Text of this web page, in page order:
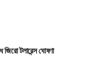
টলারেন্স ঘোষণা